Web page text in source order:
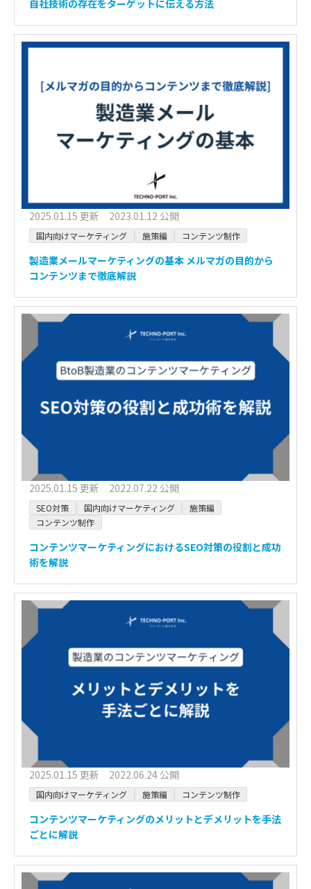
自社技術の存在をターゲットに伝える方法
2025.01.15 更新 2023.01.12 公開
国内向けマーケティング 施策編 コンテンツ制作
製造業メールマーケティングの基本 メルマガの目的から
コンテンツまで徹底解説
2025.01.15 更新 2022.07.22 公開
SEO対策 国内向けマーケティング
施策編
コンテンツ制作
コンテンツマーケティングにおけるSEO対策の役割と成功
術を解説
2025.01.15 更新 2022.06.24 公開
国内向けマーケティング 施策編 コンテンツ制作
コンテンツマーケティングのメリットとデメリットを手法
ごとに解説